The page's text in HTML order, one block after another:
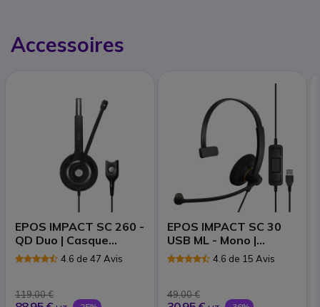
Accessoires
EPOS IMPACT SC 260 -
QD Duo | Casque
téléphonique filaire
4.6 de 47 Avis
119,00 €
EPOS IMPACT SC 30
USB ML - Mono |
Casque 4.6 de 15 Avis
49,00 €